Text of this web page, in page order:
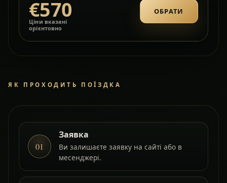
€570
Ціни вказані
орієнтовно
ОБРАТИ
ЯК ПРОХОДИТЬ ПОЇЗДКА
01
Заявка
Ви залишаєте заявку на сайті або в
месенджері.